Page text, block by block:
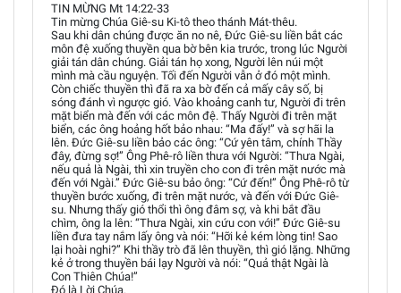
TIN MỪNG Mt 14:22-33
Tin mừng Chúa Giê-su Ki-tô theo thánh Mát-thêu.
Sau khi dân chúng được ăn no nê, Đức Giê-su liền bắt các
môn đệ xuống thuyền qua bờ bên kia trước, trong lúc Người
giải tán dân chúng. Giải tán họ xong, Người lên núi một
mình mà cầu nguyện. Tối đến Người vẫn ở đó một mình.
Còn chiếc thuyền thì đã ra xa bờ đến cả mấy cây số, bị
sóng đánh vì ngược gió. Vào khoảng canh tư, Người đi trên
mặt biển mà đến với các môn đệ. Thấy Người đi trên mặt
biển, các ông hoảng hốt bảo nhau: “Ma đấy!” và sợ hãi la
lên. Đức Giê-su liền bảo các ông: “Cứ yên tâm, chính Thầy
đây, đừng sợ!” Ông Phê-rô liền thưa với Người: “Thưa Ngài,
nếu quả là Ngài, thì xin truyền cho con đi trên mặt nước mà
đến với Ngài.” Đức Giê-su bảo ông: “Cứ đến!” Ông Phê-rô từ
thuyền bước xuống, đi trên mặt nước, và đến với Đức Giê-
su. Nhưng thấy gió thổi thì ông đâm sợ, và khi bắt đầu
chìm, ông la lên: “Thưa Ngài, xin cứu con với!” Đức Giê-su
liền đưa tay nắm lấy ông và nói: “Hỡi kẻ kém lòng tin! Sao
lại hoài nghi?” Khi thầy trò đã lên thuyền, thì gió lặng. Những
kẻ ở trong thuyền bái lạy Người và nói: “Quả thật Ngài là
Con Thiên Chúa!”
Đó là Lời Chúa.